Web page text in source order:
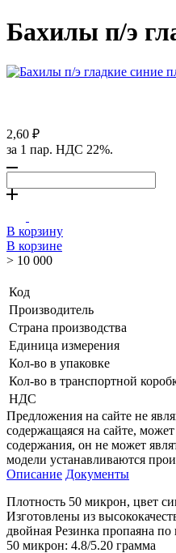
Бахилы п/э
2,60 ₽
за 1 пар. НДС 22%.
В корзину
В корзине
> 10 000
Код
Производитель
Страна производства
Единица измерения
Кол-во в упаковке
Кол-во в транспортной
НДС
Предложения на сайте не
содержащаяся на сайте,
содержания, он не может
модели устанавливаются
Описание Документы
Плотность 50 микрон, цвет
Изготовлены из
двойная Резинка пропаяна
50 микрон: 4.8/5.20 грамма